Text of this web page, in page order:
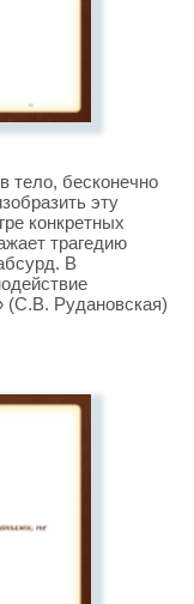
тело, бесконечно
эту
конкретных
трагедию
В
(С.В. Рудановская)